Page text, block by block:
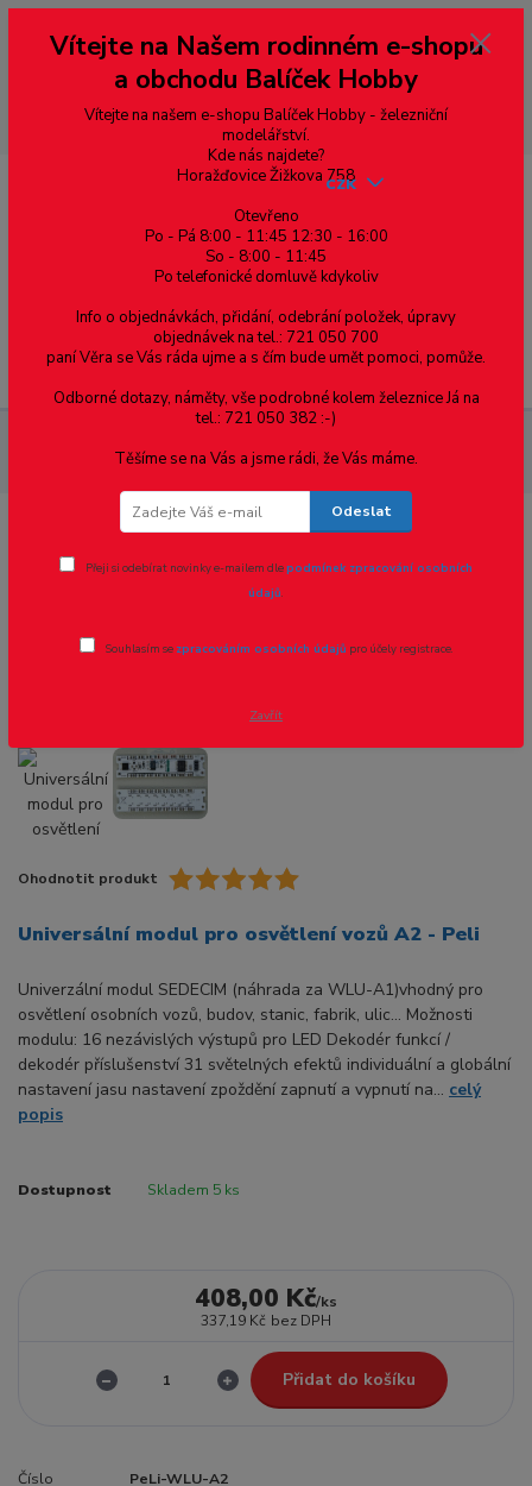
--- pro zákazníky ze Slovenska a jiných zemí, pokud chcete platit v eurech
přepněte si e-shop na euro 💶 pro přepočet měny - pravý horní roh ---
dobírky – pokud si z nějakého důvodu zásilku nevyzvednete, bude po
domluvě zaslána znovu s opětovnou platbou za poštovné, v opačném
případě bude zrušena a účet přidán na blacklist a rušeny následující
objednávky.
Menu
CZK
A2 - Peli
Ohodnotit produkt
Universální modul pro osvětlení vozů A2 - Peli
Univerzální modul SEDECIM (náhrada za WLU-A1)vhodný pro
osvětlení osobních vozů, budov, stanic, fabrik, ulic... Možnosti
modulu: 16 nezávislých výstupů pro LED Dekodér funkcí /
dekodér příslušenství 31 světelných efektů individuální a globální
nastavení jasu nastavení zpoždění zapnutí a vypnutí na... celý
popis
Dostupnost Skladem 5 ks
408,00 Kč/ks
337,19 Kč bez DPH
Přidat do košíku
Číslo
PeLi-WLU-A2
Vítejte na Našem rodinném e-shopu
a obchodu Balíček Hobby
Vítejte na našem e-shopu Balíček Hobby - železniční
modelářství.
Kde nás najdete?
Horažďovice Žižkova 758
Otevřeno
Po - Pá 8:00 - 11:45 12:30 - 16:00
So - 8:00 - 11:45
Po telefonické domluvě kdykoliv
Info o objednávkách, přidání, odebrání položek, úpravy
objednávek na tel.: 721 050 700
paní Věra se Vás ráda ujme a s čím bude umět pomoci, pomůže.
Odborné dotazy, náměty, vše podrobné kolem železnice Já na
tel.: 721 050 382 :-)
Těšíme se na Vás a jsme rádi, že Vás máme.
Odeslat
Přeji si odebírat novinky e-mailem dlepodmínek zpracování osobních
údajů.
Souhlasím se zpracováním osobních údajů pro účely registrace.
Zavřít